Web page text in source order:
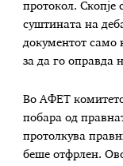
протокол. Скопје
суштината на
документот само
за да го оправда
Во АФЕТ
побара од
протолкува
беше отфрлен.